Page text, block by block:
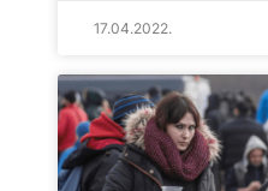
17.04.2022.